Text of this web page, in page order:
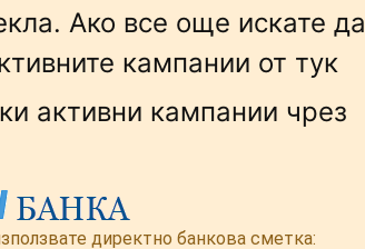
Ако все още искате да
кампании от тук
активни кампании чрез
директно банкова сметка: